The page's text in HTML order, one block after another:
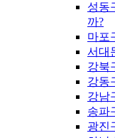
성동
까?
마포
서대
강북
강동
강남
송파
광진